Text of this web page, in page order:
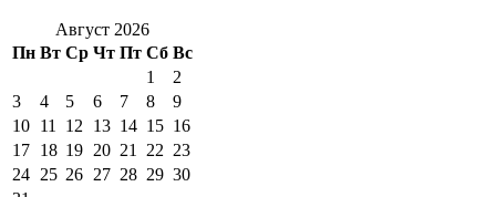
Август 2026
Пн Вт Ср Чт Пт Сб Вс
1
2
3
4 5 6 7 8
9
10 11 12 13 14 15 16
17 18 19 20 21 22 23
24 25 26 27 28 29 30